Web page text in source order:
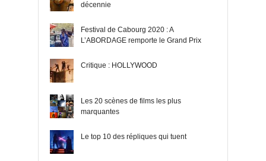
décennie
Festival de Cabourg 2020 : A
L’ABORDAGE remporte le Grand Prix
Critique : HOLLYWOOD
Les 20 scènes de films les plus
marquantes
Le top 10 des répliques qui tuent